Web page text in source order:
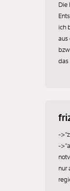
Die
ich
aus
das
-
-
nur